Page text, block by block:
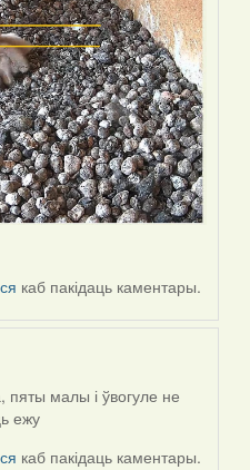
каб пакідаць каментары.
малы і ўвогуле не
ежу
каб пакідаць каментары.